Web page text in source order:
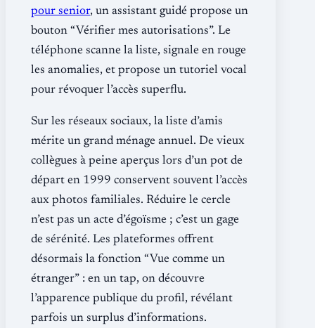
pour senior, un assistant guidé propose un
bouton “Vérifier mes autorisations”. Le
téléphone scanne la liste, signale en rouge
les anomalies, et propose un tutoriel vocal
pour révoquer l’accès superflu.
Sur les réseaux sociaux, la liste d’amis
mérite un grand ménage annuel. De vieux
collègues à peine aperçus lors d’un pot de
départ en 1999 conservent souvent l’accès
aux photos familiales. Réduire le cercle
n’est pas un acte d’égoïsme ; c’est un gage
de sérénité. Les plateformes offrent
désormais la fonction “Vue comme un
étranger” : en un tap, on découvre
l’apparence publique du profil, révélant
parfois un surplus d’informations.